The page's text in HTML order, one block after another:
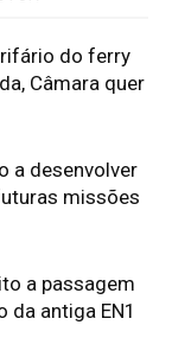
do ferry
Câmara quer
a desenvolver
missões
a passagem
antiga EN1